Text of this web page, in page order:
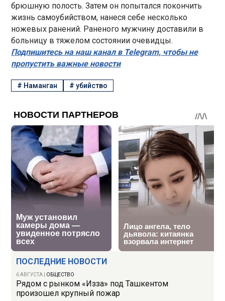
ПОСЛЕДНИЕ НОВОСТИ
6 АВГУСТА ОБЩЕСТВО
Рядом с рынком «Изза» под Ташкентом
произошел крупный пожар
брюшную полость. Затем он попытался покончить
жизнь самоубийством, нанеся себе несколько
ножевых ранений. Раненого мужчину доставили в
больницу в тяжелом состоянии очевидцы.
Подпишитесь на наш канал в Telegram, чтобы не
пропустить важные новости
# Наманган #убийство